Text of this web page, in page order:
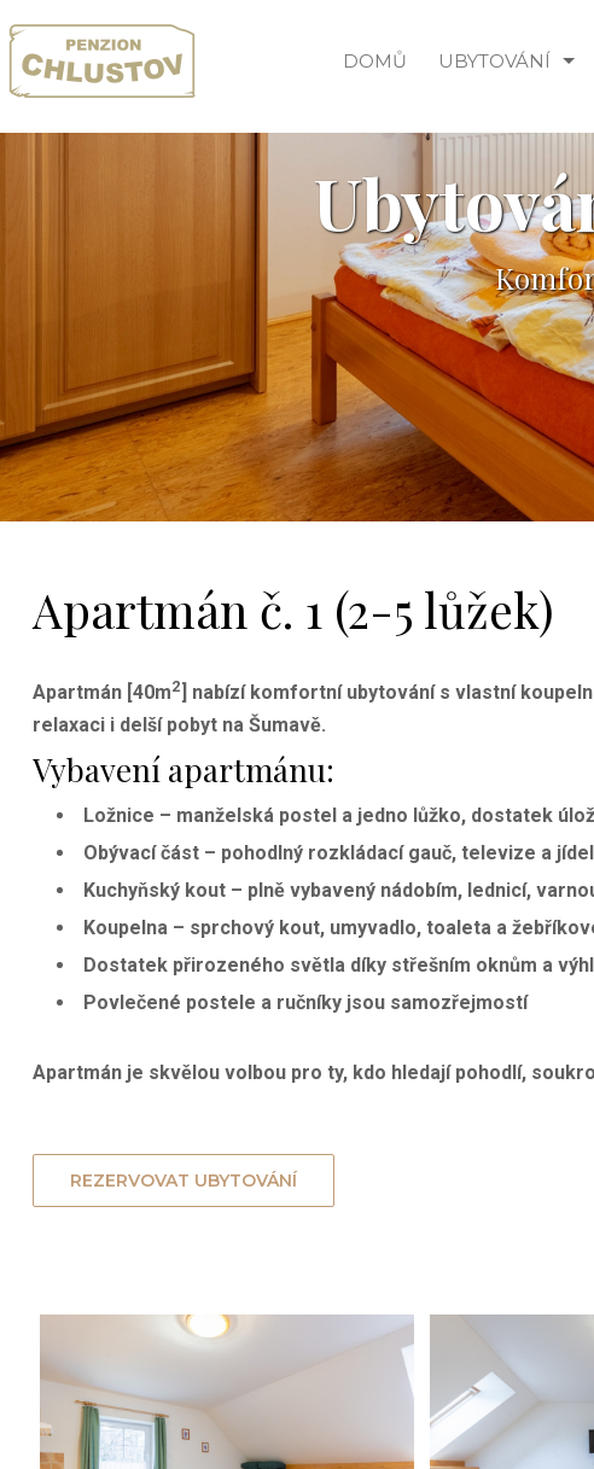
DOMŮ UBYTOVÁNÍ
Apartmán č. 1 (2-5 lůžek)
Apartmán [40m2 ] nabízí komfortní ubytování s vlastní
relaxaci i delší pobyt na Šumavě.
Vybavení apartmánu:
Ložnice – manželská postel a jedno lůžko, dostatek
Obývací část– pohodlný rozkládací gauč, televize a
Kuchyňský kout– plně vybavený nádobím, lednicí,
Koupelna– sprchový kout, umyvadlo, toaleta a
Dostatek přirozeného světla díky střešním oknům a
Povlečené postele a ručníky jsou samozřejmostí
Apartmán je skvělou volbou pro ty, kdo hledají pohodlí,
REZERVOVAT UBYTOVÁNÍ